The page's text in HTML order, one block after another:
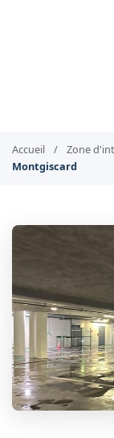
Accueil / Zone
Montgiscard